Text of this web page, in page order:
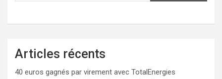
Articles récents
40 euros gagnés par virement avec TotalEnergies